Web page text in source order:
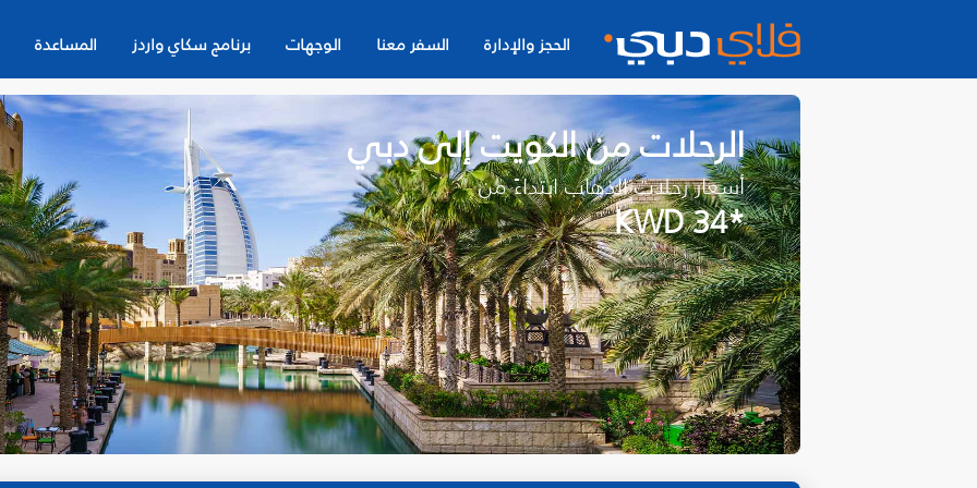
الحجز والإدارة السفر معنا الوجهات برنامج سكاي واردز المساعدة
الرحلات من الكويت إلى دبي
أسعار رحلات الذهاب ابتداءً من
*KWD 34